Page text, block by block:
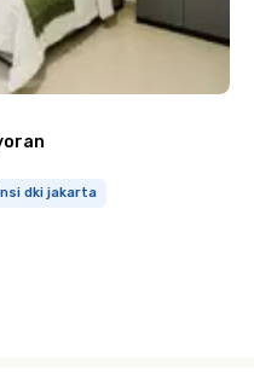
dki jakarta